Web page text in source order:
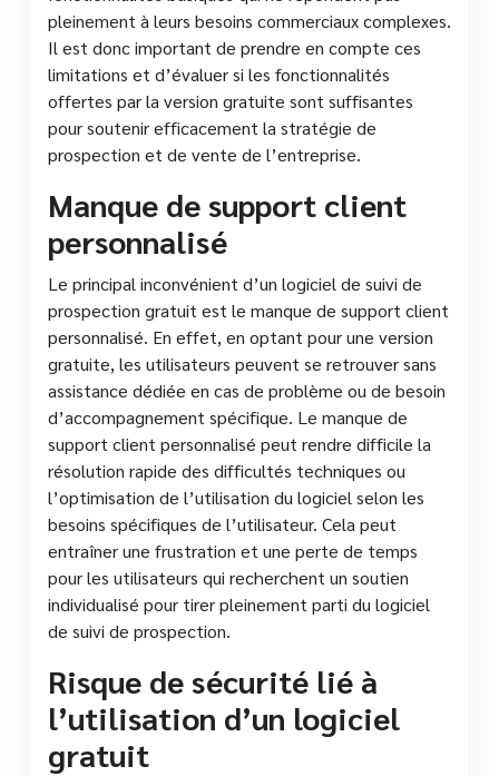
pleinement à leurs besoins commerciaux complexes.
Il est donc important de prendre en compte ces
limitations et d’évaluer si les fonctionnalités
offertes par la version gratuite sont suffisantes
pour soutenir efficacement la stratégie de
prospection et de vente de l’entreprise.
Manque de support client
personnalisé
Le principal inconvénient d’un logiciel de suivi de
prospection gratuit est le manque de support client
personnalisé. En effet, en optant pour une version
gratuite, les utilisateurs peuvent se retrouver sans
assistance dédiée en cas de problème ou de besoin
d’accompagnement spécifique. Le manque de
support client personnalisé peut rendre difficile la
résolution rapide des difficultés techniques ou
l’optimisation de l’utilisation du logiciel selon les
besoins spécifiques de l’utilisateur. Cela peut
entraîner une frustration et une perte de temps
pour les utilisateurs qui recherchent un soutien
individualisé pour tirer pleinement parti du logiciel
de suivi de prospection.
Risque de sécurité lié à
l’utilisation d’un logiciel
gratuit